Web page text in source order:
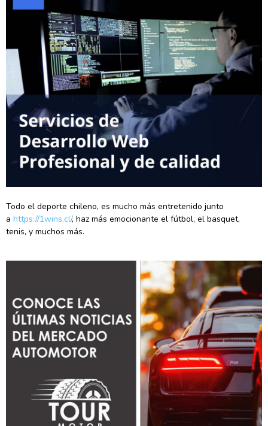
Todo el deporte chileno, es mucho más entretenido junto
a https://1wins.cl/, haz más emocionante el fútbol, el basquet,
tenis, y muchos más.